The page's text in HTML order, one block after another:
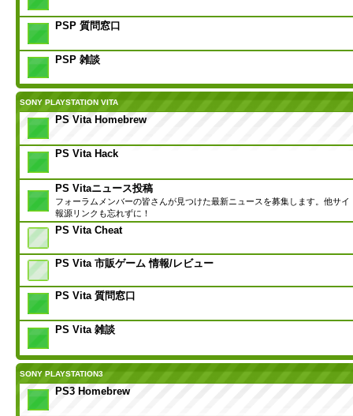
PSP 質問窓口
PSP 雑談
SONY PLAYSTATION VITA
PS Vita Homebrew
PS Vita Hack
PS Vitaニュース投稿
フォーラムメンバーの皆さんが見つけた最新ニュースを募集します。他サイ
報源リンクも忘れずに！
PS Vita Cheat
PS Vita 市販ゲーム 情報/レビュー
PS Vita 質問窓口
PS Vita 雑談
SONY PLAYSTATION3
PS3 Homebrew